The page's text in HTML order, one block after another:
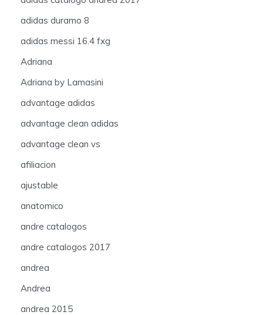
adidas duramo 8
adidas messi 16.4 fxg
Adriana
Adriana by Lamasini
advantage adidas
advantage clean adidas
advantage clean vs
afiliacion
ajustable
anatomico
andre catalogos
andre catalogos 2017
andrea
Andrea
andrea 2015